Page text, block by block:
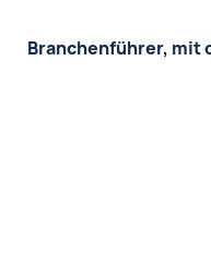
Branchenführer, mit